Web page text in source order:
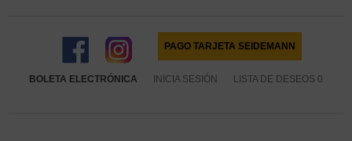
PAGO TARJETA SEIDEMANN
BOLETA ELECTRÓNICA INICIA SESIÓN LISTA DE DESEOS 0